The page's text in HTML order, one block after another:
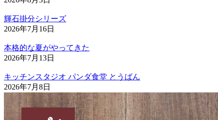
輝石掛分シリーズ
2026年7月16日
本格的な夏がやってきた
2026年7月13日
キッチンスタジオ パンダ食堂 とうばん
2026年7月8日